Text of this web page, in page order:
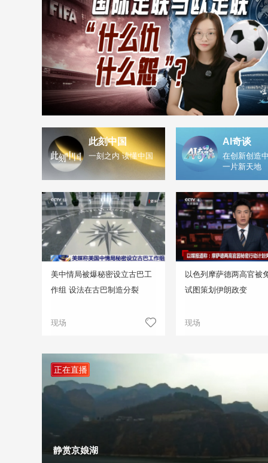
此刻中国
一刻之内 读懂中国
AI奇谈
在创新创造
一片新天地
美中情局被爆秘密设立古巴工
作组 设法在古巴制造分裂
现场
以色列摩萨德两高官被
试图策划伊朗政变
现场
正在直播
静赏京娘湖